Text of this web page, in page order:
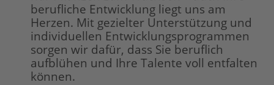
berufliche Entwicklung liegt uns am
Herzen. Mit gezielter Unterstützung und
individuellen Entwicklungsprogrammen
sorgen wir dafür, dass Sie beruflich
aufblühen und Ihre Talente voll entfalten
können.